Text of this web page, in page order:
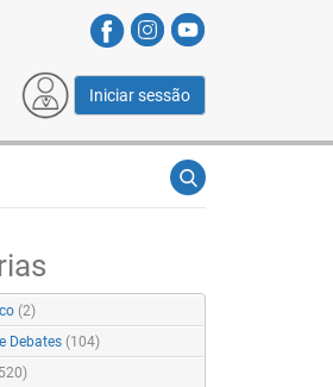
Iniciar sessão
(2)
Debates (104)